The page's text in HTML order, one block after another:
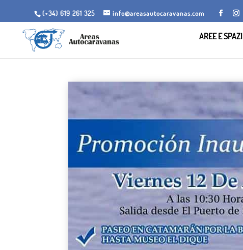
(+34) 619 261 325 info@areasautocaravanas.com
AREE E SPAZI